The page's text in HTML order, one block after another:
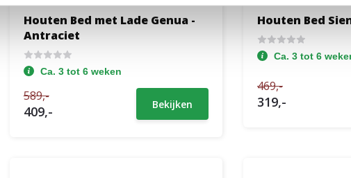
Houten Bed met Lade Genua -
Antraciet
Ca. 3 tot 6 weken
589,-
409,- Bekijken
Houten Bed
Ca. 3 tot 6
469,-
319,-